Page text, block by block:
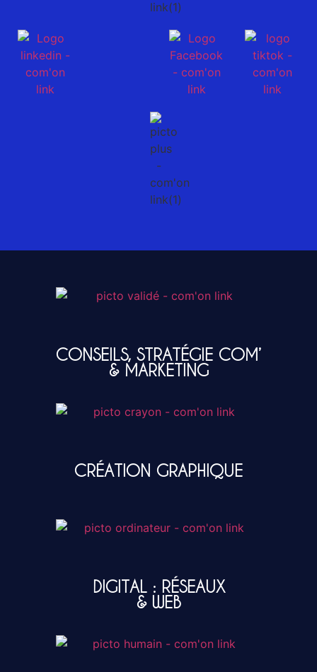
CONSEILS, STRATÉGIE COM’
& MARKETING
CRÉATION GRAPHIQUE
DIGITAL : RÉSEAUX
& WEB